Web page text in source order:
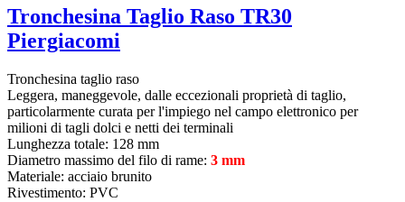
Tronchesina Taglio Raso TR30
Piergiacomi
Tronchesina taglio raso
Leggera, maneggevole, dalle eccezionali proprietà di taglio,
particolarmente curata per l'impiego nel campo elettronico per
milioni di tagli dolci e netti dei terminali
Lunghezza totale: 128 mm
Diametro massimo del filo di rame: 3 mm
Materiale: acciaio brunito
Rivestimento: PVC